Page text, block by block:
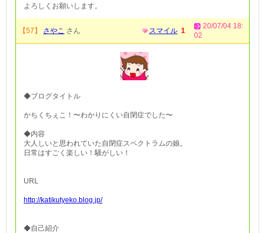
よろしくお願いします。
【57】 さやこ さん スマイル 1
20/07/04 18:
02
◆ブログタイトル
かちくちぇこ！〜わかりにくい自閉症でした〜
◆内容
大人しいと思われていた自閉症スペクトラムの娘。
日常はすごく楽しい！騒がしい！
URL
http://katikutyeko.blog.jp/
◆自己紹介